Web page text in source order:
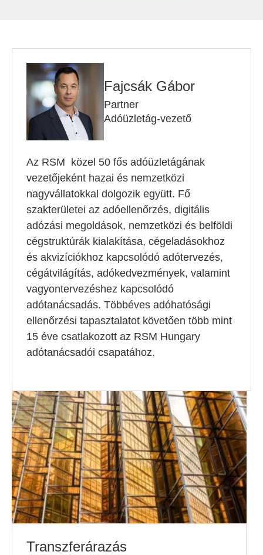
Transzferárazás
Fajcsák Gábor
Partner
Adóüzletág-vezető
Az RSM közel 50 fős adóüzletágának
vezetőjeként hazai és nemzetközi
nagyvállatokkal dolgozik együtt. Fő
szakterületei az adóellenőrzés, digitális
adózási megoldások, nemzetközi és belföldi
cégstruktúrák kialakítása, cégeladásokhoz
és akvizíciókhoz kapcsolódó adótervezés,
cégátvilágítás, adókedvezmények, valamint
vagyontervezéshez kapcsolódó
adótanácsadás. Többéves adóhatósági
ellenőrzési tapasztalatot követően több mint
15 éve csatlakozott az RSM Hungary
adótanácsadói csapatához.